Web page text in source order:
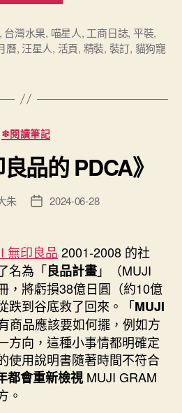
三
角
日
誌”
台灣水果, 喵星人, 工商日誌, 平裝,
曆, 汪星人, 活頁, 精裝, 裝訂, 貓狗寵
分
類
❄閱讀筆記
品的 PDCA》
朱
文
佈
日
期
2024-06-28
無印良品 2001-2008 的社
名為「良品計畫」（MUJI
，將虧損38億日圓（約10億
跌到谷底救了回來。「MUJI
商品應該要如何擺，例如方
方向，這種小事情都明確定
使用說明書隨著時間不符合
都會重新檢視MUJI GRAM
。